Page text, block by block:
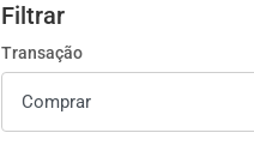
Filtrar
Transação